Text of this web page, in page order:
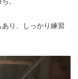
り、しっかり練習